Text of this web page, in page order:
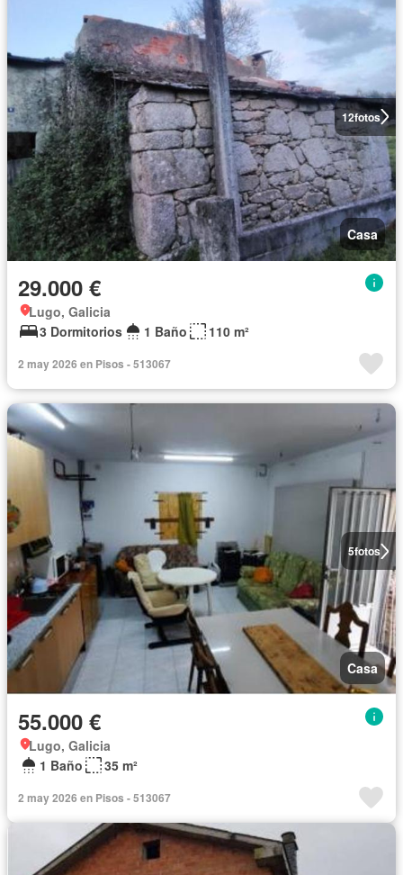
12fotos
Casa
29.000 €
Lugo, Galicia
3 Dormitorios
1 Baño 110 m²
2 may 2026 en Pisos - 513067
5fotos
Casa
55.000 €
Lugo, Galicia
1 Baño
35 m²
2 may 2026 en Pisos - 513067